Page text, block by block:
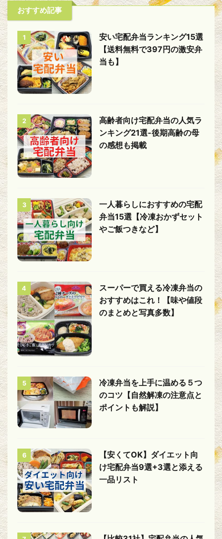
おすすめ記事
1
安い宅配弁当ランキング15選
【送料無料で397円の激安弁
当も】
2
高齢者向け宅配弁当の人気ラ
ンキング21選-後期高齢の母
の感想も掲載
3
一人暮らしにおすすめの宅配
弁当15選【冷凍おかずセット
やご飯つきなど】
4
スーパーで買える冷凍弁当の
おすすめはこれ！【味や値段
のまとめと写真多数】
5
冷凍弁当を上手に温める５つ
のコツ【自然解凍の注意点と
ポイントも解説】
6
【安くてOK】ダイエット向
け宅配弁当9選+3選と添える
一品リスト